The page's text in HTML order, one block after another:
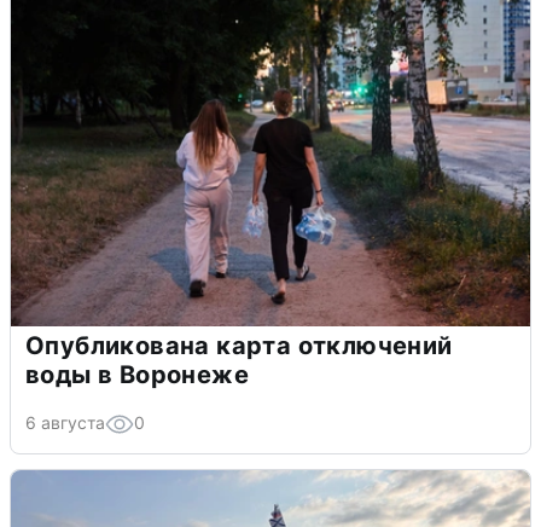
Опубликована карта отключений
воды в Воронеже
6 августа 0